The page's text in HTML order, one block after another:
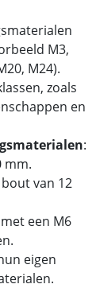
M3,
M24).
zoals
en
:
mm.
van 12
een M6
eigen